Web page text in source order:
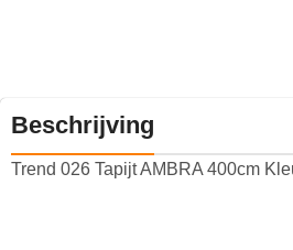
Beschrijving
Trend 026 Tapijt AMBRA 400cm